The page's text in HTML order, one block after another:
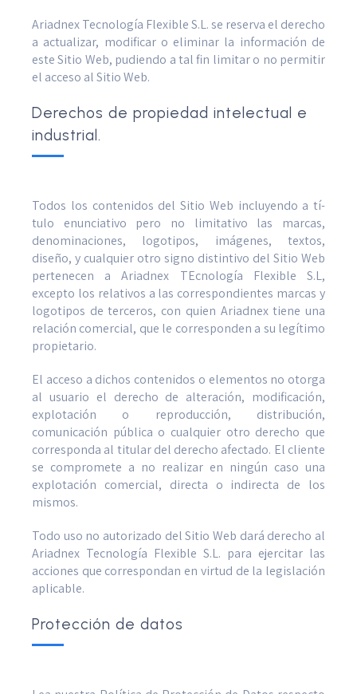
Ariadnex Tecnología Flexible S.L. se reserva el derecho
a actualizar, modificar o eliminar la información de
este Sitio Web, pudiendo a tal fin limitar o no permitir
el acceso al Sitio Web.
Derechos de propiedad intelectual e
industrial.
Todos los contenidos del Sitio Web incluyendo a tí­
tulo enunciativo pero no limitativo las marcas,
denominaciones, logotipos, imágenes, textos,
diseño, y cualquier otro signo distintivo del Sitio Web
pertenecen a Ariadnex TEcnología Flexible S.L,
excepto los relativos a las correspondientes marcas y
logotipos de terceros, con quien Ariadnex tiene una
relación comercial, que le corresponden a su legítimo
propietario.
El acceso a dichos contenidos o elementos no otorga
al usuario el derecho de alteración, modificación,
explotación o reproducción, distribución,
comunicación pública o cualquier otro derecho que
corresponda al titular del derecho afectado. El cliente
se compromete a no realizar en ningún caso una
explotación comercial, directa o indirecta de los
mismos.
Todo uso no autorizado del Sitio Web dará derecho al
Ariadnex Tecnología Flexible S.L. para ejercitar las
acciones que correspondan en virtud de la legislación
aplicable.
Protección de datos